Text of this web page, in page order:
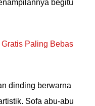
begitu
Paling Bebas
dinding berwarna
Sofa abu-abu